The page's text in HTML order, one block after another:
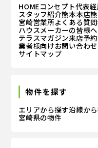
HOMEコンセプト代表
スタッフ紹介熊本本店
宮崎営業所よくある質問
ハウスメーカーの皆様へ
テラスマガジン来店予約
業者様向けお問い合わせ
サイトマップ
物件を探す
エリアから探す沿線か
宮崎県の物件